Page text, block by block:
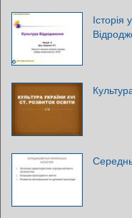
Історія